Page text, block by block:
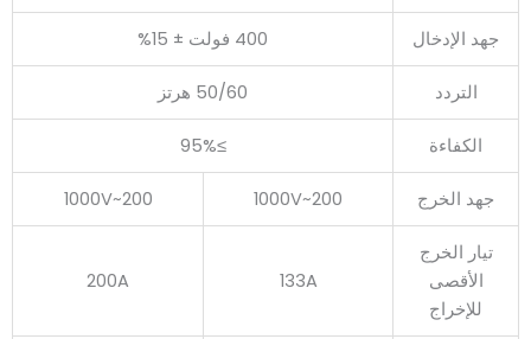
جهد الإدخال 400 فولت ± 15%
التردد 50/60 هرتز
الكفاءة ≥95%
جهد الخرج 200~1000V
200~1000V
تيار الخرج
الأقصى
للإخراج
133A
200A